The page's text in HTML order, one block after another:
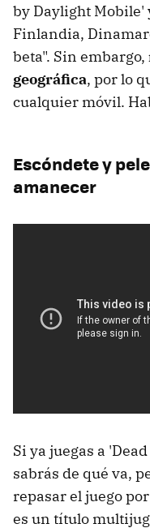
by Daylight Mobile'
Finlandia,
beta". Sin embargo,
geográfica, por lo
cualquier móvil.
Escóndete y
amanecer
Si ya juegas a
sabrás de qué va,
repasar el juego
es un título